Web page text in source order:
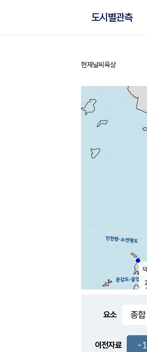
도시별관측
홈
현재날씨 육상
요소
이전자료 -